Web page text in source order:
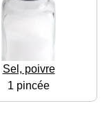
Sel, poivre
1 pincée